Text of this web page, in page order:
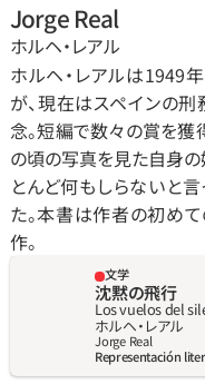
Jorge Real
ホルヘ‧レアル
ホルヘ‧レアルは1949
が、現在はスペインの
念。短編で数々の賞を獲
の頃の写真を見た自身
とんど何もしらないと
た。本書は作者の初め
作。
文学
沈黙の飛行
Los vuelos del
ホルヘ‧レアル
Jorge Real
Representación